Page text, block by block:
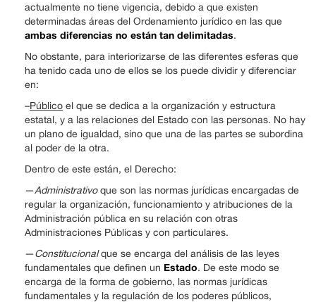
actualmente no tiene vigencia, debido a que existen
determinadas áreas del Ordenamiento jurídico en las que
ambas diferencias no están tan delimitadas.
No obstante, para interiorizarse de las diferentes esferas que
ha tenido cada uno de ellos se los puede dividir y diferenciar
en:
–Público el que se dedica a la organización y estructura
estatal, y a las relaciones del Estado con las personas. No hay
un plano de igualdad, sino que una de las partes se subordina
al poder de la otra.
Dentro de este están, el Derecho:
—Administrativoque son las normas jurídicas encargadas de
regular la organización, funcionamiento y atribuciones de la
Administración pública en su relación con otras
Administraciones Públicas y con particulares.
—Constitucionalque se encarga del análisis de las leyes
fundamentales que definen un Estado. De este modo se
encarga de la forma de gobierno, las normas jurídicas
fundamentales y la regulación de los poderes públicos,